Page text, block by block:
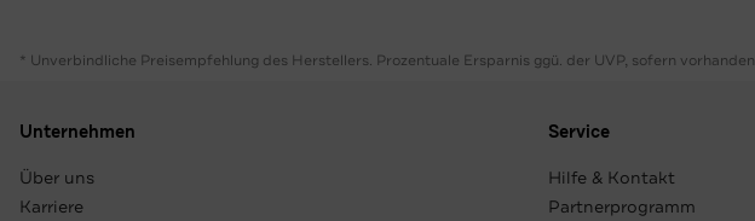
* Unverbindliche Preisempfehlung des Herstellers. Prozentuale Ersparnis ggü. der UVP, sofern vorhanden
Unternehmen
Über uns
Karriere
Service
Hilfe & Kontakt
Partnerprogramm